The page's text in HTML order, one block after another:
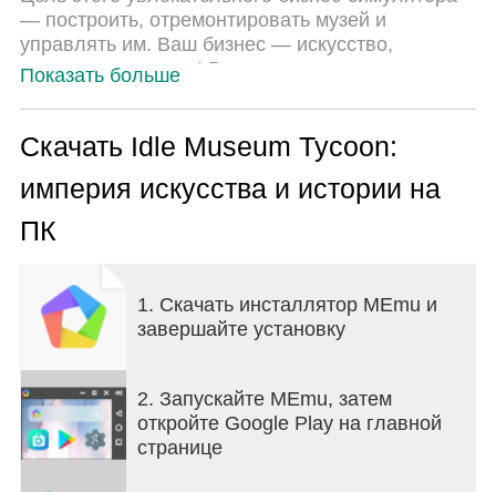
— построить, отремонтировать музей и
управлять им. Ваш бизнес — искусство,
культура и история! Вам предстоит
самые невероятные коллекции предметов
искусства и истории всех времен!
Управляйте ресурсами, оптимизируйте их в этом
империю! Начните с небольшой галереи,
билеты, зарабатывайте деньги, инвестируйте
прибыль в покупку новых коллекций шедевров и
стройте новые тематические галереи!
ремонтом и проведением выставок
современного искусства, поп-искусства,
модернизма и классического искусства.
Демонстрируйте картины и скульптуры,
Показать больше
Скачать Idle Museum Tycoon:
империя искусства и истории на
ПК
1. Скачать инсталлятор MEmu и
завершайте установку
2. Запускайте MEmu, затем
откройте Google Play на главной
странице